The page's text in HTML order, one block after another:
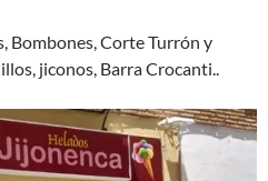
Bombones, Corte Turrón y
jiconos, Barra Crocanti..